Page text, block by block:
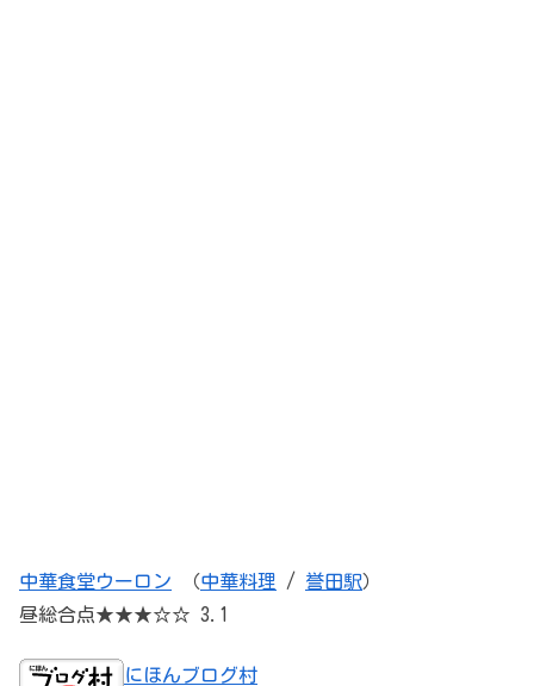
中華食堂ウーロン （中華料理 / 誉田駅）
昼総合点★★★☆☆ 3.1
にほんブログ村